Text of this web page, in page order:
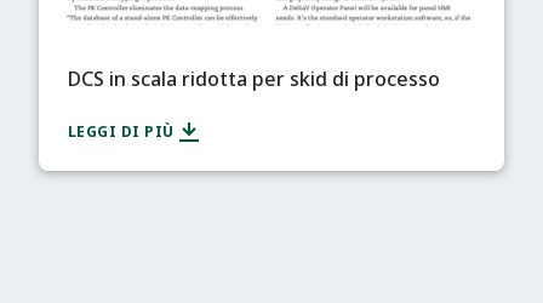
DCS in scala ridotta per skid di processo
LEGGI DI PIÙ